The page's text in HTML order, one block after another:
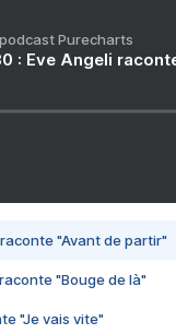
Purecharts
: Eve Angeli
raconte "Avant de partir"
"Bouge de là"
"Je vais vite"